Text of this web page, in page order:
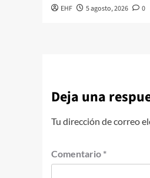
EHF 5 agosto, 2026 0
Deja una
Tu dirección de correo
Comentario *